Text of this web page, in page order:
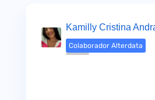
Kamilly Cristina
Colaborador Alterdata